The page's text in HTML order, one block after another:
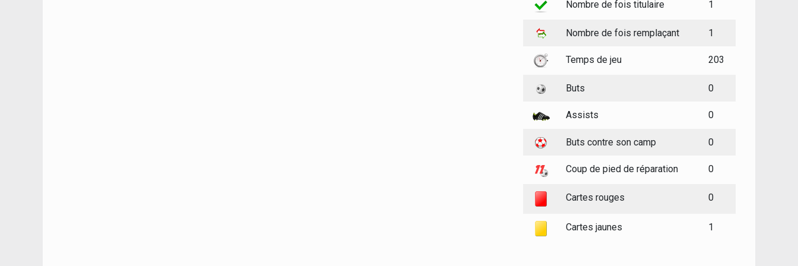
Nombre de fois titulaire 1
Nombre de fois remplaçant 1
Temps de jeu 203
Buts 0
Assists 0
Buts contre son camp 0
Coup de pied de réparation 0
Cartes rouges 0
Cartes jaunes 1